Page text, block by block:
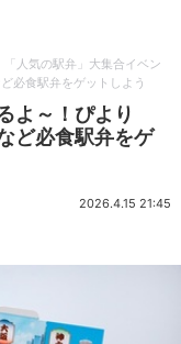
「人気の駅弁」大集合イベン
必食駅弁をゲットしよう
よ～！ぴより
ど必食駅弁をゲ
2026.4.15 21:45